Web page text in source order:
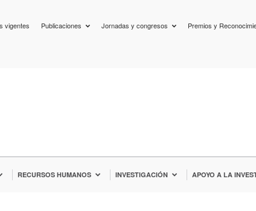
vigentes Publicaciones Jornadas y congresos
Premios y
RECURSOS HUMANOS INVESTIGACIÓN APOYO A LA